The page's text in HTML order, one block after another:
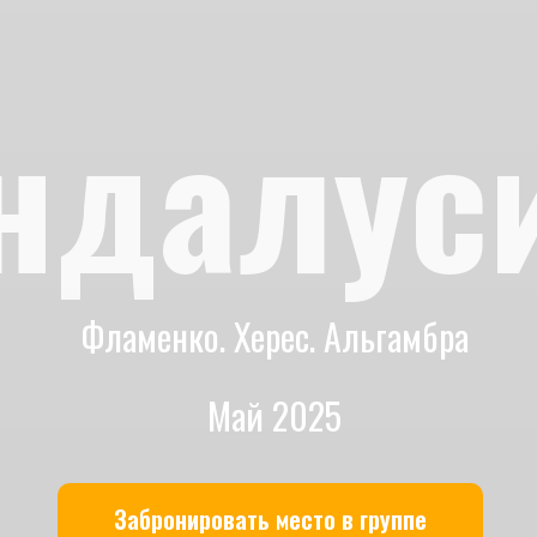
Фламенко. Херес. Альгамбра
Май 2025
Забронировать место в группе